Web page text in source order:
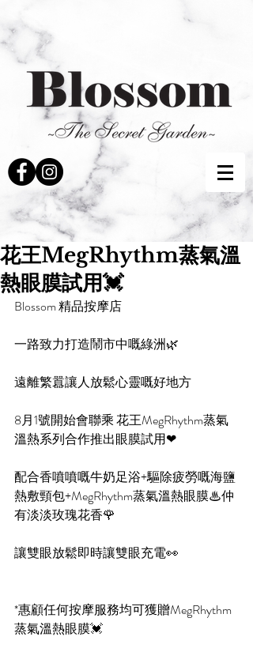
花王MegRhythm蒸氣溫
熱眼膜試用💓
Blossom 精品按摩店
一路致力打造鬧市中嘅綠洲🌿
遠離繁囂讓人放鬆心靈嘅好地方
8月1號開始會聯乘 花王MegRhythm蒸氣
溫熱系列合作推出眼膜試用❤
配合香噴噴嘅牛奶足浴+驅除疲勞嘅海鹽
熱敷頸包+MegRhythm蒸氣溫熱眼膜♨仲
有淡淡玫瑰花香🌹
讓雙眼放鬆即時讓雙眼充電👀
*惠顧任何按摩服務均可獲贈MegRhythm
蒸氣溫熱眼膜💓